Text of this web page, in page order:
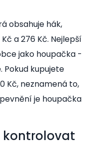
obsahuje hák,
a 276 Kč. Nejlepší
jako houpačka -
Pokud kupujete
Kč, neznamená to,
je houpačka
kontrolovat